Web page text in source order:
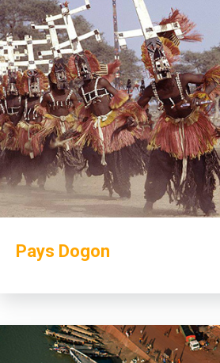
Pays Dogon